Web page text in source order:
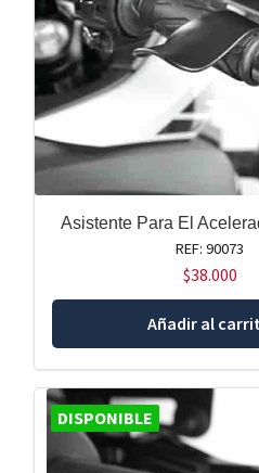
Asistente Para El
REF: 90073
$38.000
Añadir al
DISPONIBLE